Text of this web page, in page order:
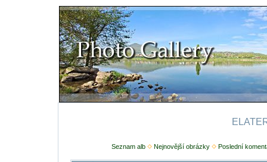
Seznam alb Nejnovější obrázky Poslední